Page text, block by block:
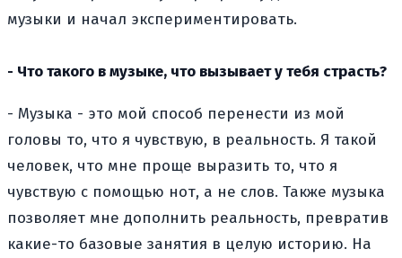
музыки и начал экспериментировать.
- Что такого в музыке, что вызывает у тебя страсть?
- Музыка - это мой способ перенести из мой
головы то, что я чувствую, в реальность. Я такой
человек, что мне проще выразить то, что я
чувствую с помощью нот, а не слов. Также музыка
позволяет мне дополнить реальность, превратив
какие-то базовые занятия в целую историю. На